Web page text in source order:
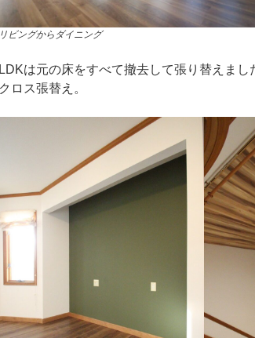
リビングからダイニング
LDKは元の床をすべて撤去して張り替えまし
クロス張替え。